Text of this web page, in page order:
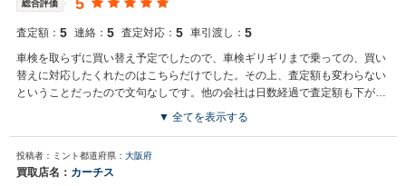
総合評価 5
査定額： 5 連絡： 5 査定対応： 5 車引渡し： 5
車検を取らずに買い替え予定でしたので、車検ギリギリまで乗っての、買い
替えに対応したくれたのはこちらだけでした。その上、査定額も変わらない
ということだったので文句なしです。他の会社は日数経過で査定額も下がる
▼ 全てを表示する
投稿者：ミント都道府県： 大阪府
買取店名： カーチス